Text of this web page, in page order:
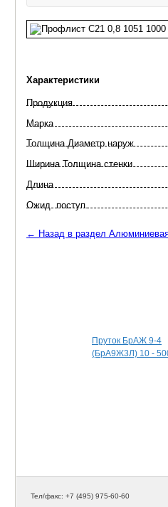
Характеристики
Продукция
Марка
Толщина Диаметр наруж
Ширина Толщина стенки
Длина
Ожид. поступ.
← Назад в раздел
Пруток БрАЖ 9-4
(БрА9Ж3Л) 10 -
Тел/факс: +7 (495) 975-60-60